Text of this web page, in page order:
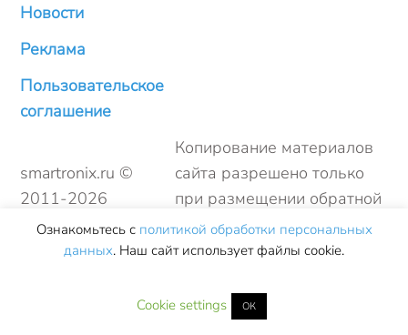
Новости
Реклама
Пользовательское
соглашение
smartronix.ru ©
2011-2026
Копирование материалов
сайта разрешено только
при размещении обратной
ссылки
Ознакомьтесь с политикой обработки персональных
данных. Наш сайт использует файлы cookie.
Cookie settings ОК